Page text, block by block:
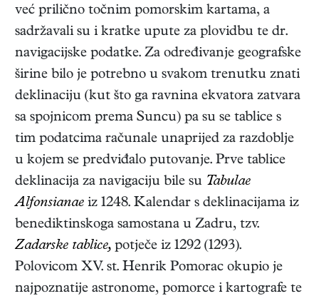
već prilično točnim pomorskim kartama, a
sadržavali su i kratke upute za plovidbu te dr.
navigacijske podatke. Za određivanje geografske
širine bilo je potrebno u svakom trenutku znati
deklinaciju (kut što ga ravnina ekvatora zatvara
sa spojnicom prema Suncu) pa su se tablice s
tim podatcima računale unaprijed za razdoblje
u kojem se predviđalo putovanje. Prve tablice
deklinacija za navigaciju bile su Tabulae
Alfonsianae iz 1248. Kalendar s deklinacijama iz
benediktinskoga samostana u Zadru, tzv.
Zadarske tablice, potječe iz 1292 (1293).
Polovicom XV. st. Henrik Pomorac okupio je
najpoznatije astronome, pomorce i kartografe te